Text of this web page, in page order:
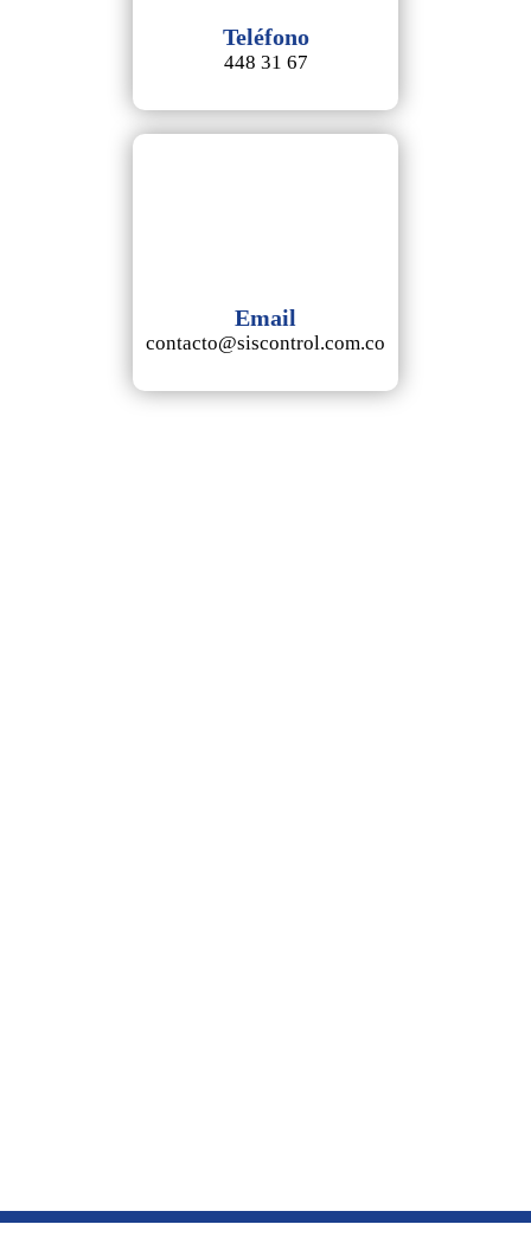
Teléfono
448 31 67
Email
contacto@siscontrol.com.co